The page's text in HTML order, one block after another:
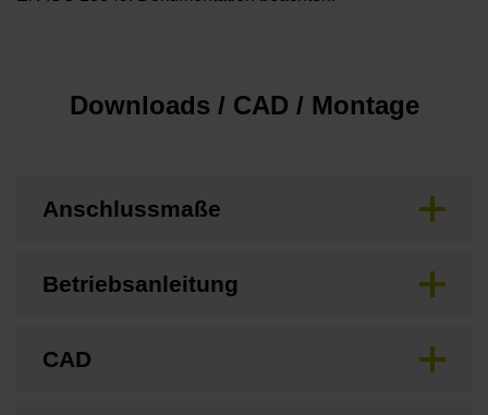
Downloads / CAD / Montage
Anschlussmaße
Betriebsanleitung
CAD